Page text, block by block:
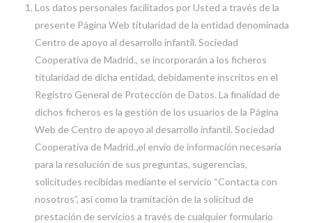
Los datos personales facilitados por Usted a través de la
presente Página Web titularidad de la entidad denominada
Centro de apoyo al desarrollo infantil. Sociedad
Cooperativa de Madrid., se incorporarán a los ficheros
titularidad de dicha entidad, debidamente inscritos en el
Registro General de Protección de Datos. La finalidad de
dichos ficheros es la gestión de los usuarios de la Página
Web de Centro de apoyo al desarrollo infantil. Sociedad
Cooperativa de Madrid.,el envío de información necesaria
para la resolución de sus preguntas, sugerencias,
solicitudes recibidas mediante el servicio “Contacta con
nosotros”, así como la tramitación de la solicitud de
prestación de servicios a través de cualquier formulario